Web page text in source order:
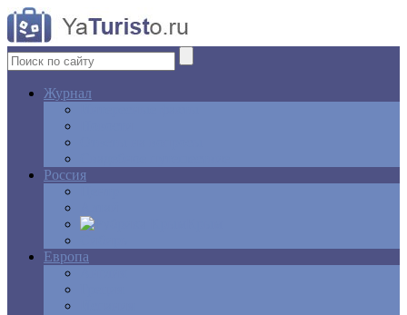
Журнал
Россия
Европа